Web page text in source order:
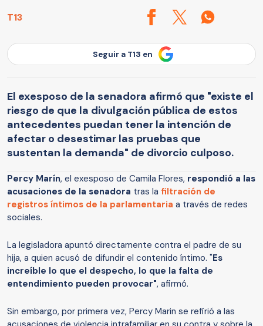
T13
Seguir a T13 en
El exesposo de la senadora afirmó que "existe el
riesgo de que la divulgación pública de estos
antecedentes puedan tener la intención de
afectar o desestimar las pruebas que
sustentan la demanda" de divorcio culposo.
Percy Marín, el exesposo de Camila Flores, respondió a las
acusaciones de la senadora tras la filtración de
registros íntimos de la parlamentaria a través de redes
sociales.
La legisladora apuntó directamente contra el padre de su
hija, a quien acusó de difundir el contenido íntimo. "Es
increíble lo que el despecho, lo que la falta de
entendimiento pueden provocar", afirmó.
Sin embargo, por primera vez, Percy Marin se refirió a las